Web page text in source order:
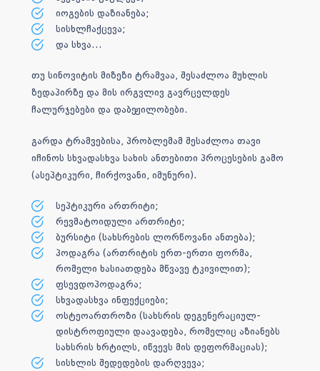
იოგების დაზიანება;
სისხლჩაქცევა;
და სხვა…
თუ სინოვიტის მიზეზი ტრამვაა, შესაძლოა მუხლის
ზედაპირზე და მის ირგვლივ გავრცელდეს
ჩალურჯებები და დაბეჟილობები.
გარდა ტრამვებისა, პრობლემამ შესაძლოა თავი
იჩინოს სხვადასხვა სახის ანთებითი პროცესების გამო
(ასეპტიკური, ჩირქოვანი, იმუნური).
სეპტიკური ართრიტი;
რევმატოიდული ართრიტი;
ბურსიტი (სახსრების ლორწოვანი ანთება);
პოდაგრა (ართრიტის ერთ-ერთი ფორმა,
რომელი ხასიათდება მწვავე ტკივილით);
ფსევდოპოდაგრა;
სხვადასხვა ინფექციები;
ოსტეოართროზი (სახსრის დეგენერაციულ-
დისტროფიული დაავადება, რომელიც აზიანებს
სახსრის ხრტილს, იწვევს მის დეფორმაციას);
სისხლის შედედების დარღვევა;